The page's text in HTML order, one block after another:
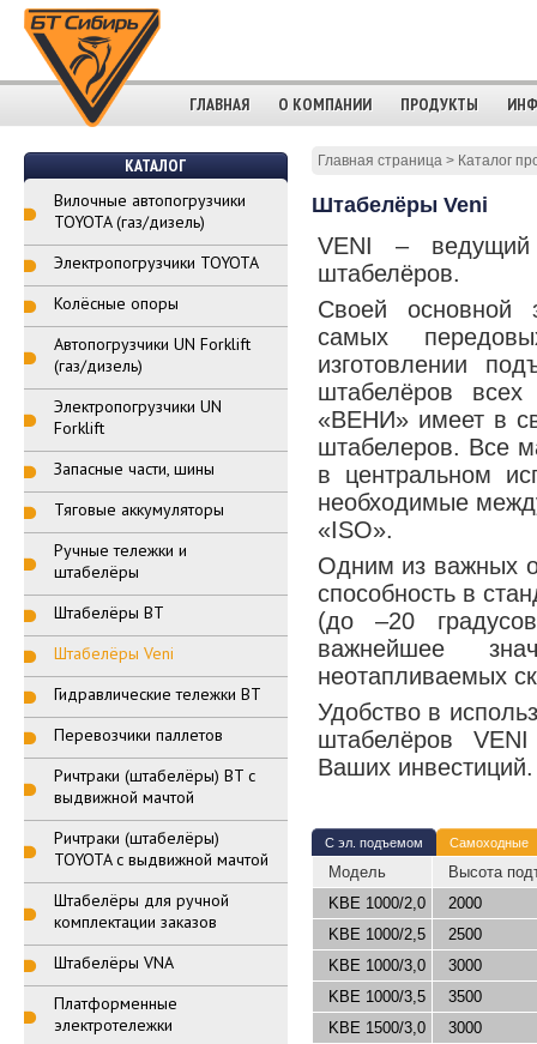
ГЛАВНАЯ О КОМПАНИИ ПРОДУКТЫ
КАТАЛОГ
Вилочные автопогрузчики
TOYOTA (газ/дизель)
Электропогрузчики TOYOTA
Колёсные опоры
Автопогрузчики UN Forklift
(газ/дизель)
Электропогрузчики UN
Forklift
Запасные части, шины
Тяговые аккумуляторы
Ручные тележки и
штабелёры
Штабелёры BT
Штабелёры Veni
Гидравлические тележки BT
Перевозчики паллетов
Ричтраки (штабелёры) BT с
выдвижной мачтой
Ричтраки (штабелёры)
TOYOTA с выдвижной мачтой
Штабелёры для ручной
комплектации заказов
Штабелёры VNA
Платформенные
электротележки
Главная страница> Каталог
Штабелёры Veni
VENI – ведущий
штабелёров.
Своей основной
самых
изготовлении
штабелёров
«ВЕНИ» имеет в
штабелеров. Все
в центральном
необходимые
«ISO».
Одним из важных
способность в
(до –20
важнейшее
неотапливаемых
Удобство в
штабелёров
Ваших инвестиций.
С эл. подъемом Самоходные
Модель
Высота
KBE 1000/2,0
2000
KBE 1000/2,5
2500
KBE 1000/3,0
3000
KBE 1000/3,5
3500
KBE 1500/3,0
3000